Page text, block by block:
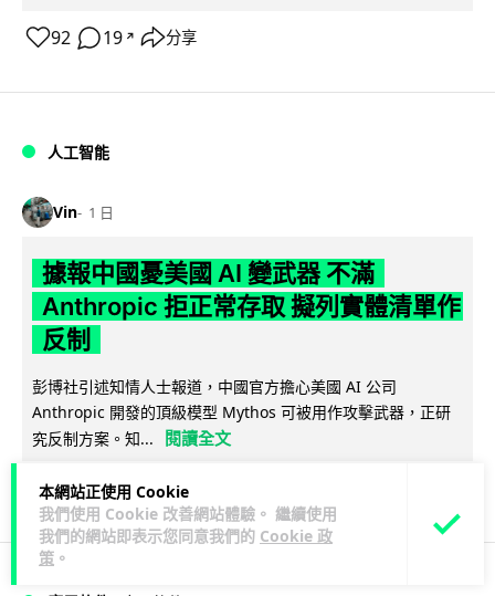
本網站正使用 Cookie
我們使用 Cookie 改善網站體驗。 繼續使用
我們的網站即表示您同意我們的 Cookie 政
策 。
92 19 ↗ 分享
人工智能
Vin 1 日
據報中國憂美國 AI 變武器 不滿
Anthropic 拒正常存取 擬列實體清單作
反制
彭博社引述知情人士報道，中國官方擔心美國 AI 公司
Anthropic 開發的頂級模型 Mythos 可被用作攻擊武器，正研
究反制方案。知...
閱讀全文
1 分享